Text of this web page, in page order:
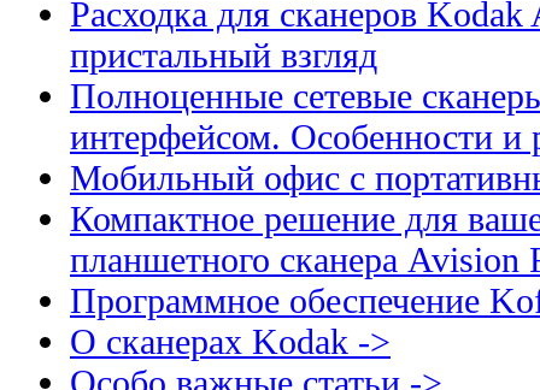
Расходка для сканеров
пристальный взгляд
Полноценные сетевые
интерфейсом. Особенности и
Мобильный офис с
Компактное решение для
планшетного сканера Avision
Программное обеспечение
О сканерах Kodak ->
Особо важные статьи ->